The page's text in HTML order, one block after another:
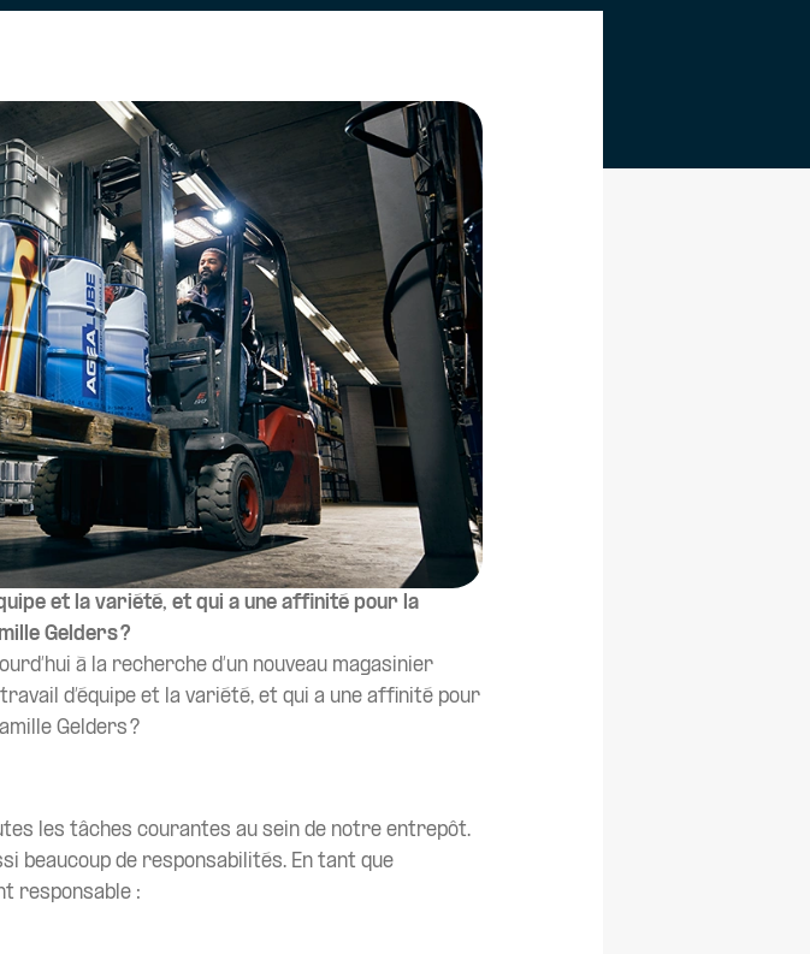
et la variété, et qui a une affinité pour la
Gelders ?
à la recherche d’un nouveau magasinier
d’équipe et la variété, et qui a une affinité pour
Gelders ?
les tâches courantes au sein de notre entrepôt.
beaucoup de responsabilités. En tant que
responsable :